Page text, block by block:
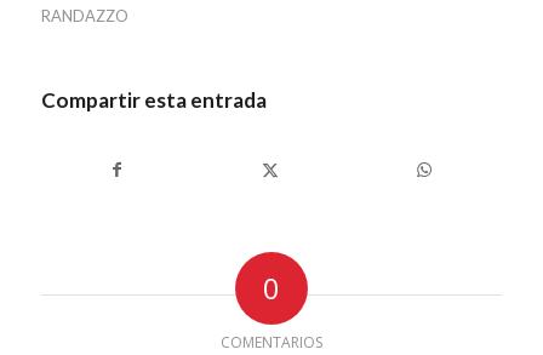
RANDAZZO
Compartir esta entrada
0
COMENTARIOS